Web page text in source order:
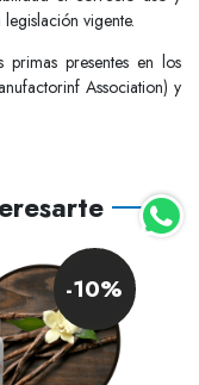
vigente.
presentes en los
Association) y
-10%